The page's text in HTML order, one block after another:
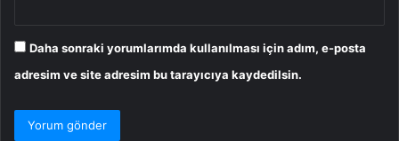
Daha sonraki yorumlarımda kullanılması için adım, e-posta
adresim ve site adresim bu tarayıcıya kaydedilsin.